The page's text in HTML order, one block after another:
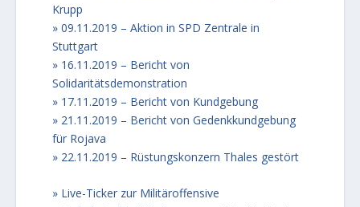
Krupp
09.11.2019 – Aktion in SPD Zentrale in
Stuttgart
16.11.2019 – Bericht von
Solidaritätsdemonstration
17.11.2019 – Bericht von Kundgebung
21.11.2019 – Bericht von Gedenkkundgebung
für Rojava
22.11.2019 – Rüstungskonzern Thales gestört
Live-Ticker zur Militäroffensive